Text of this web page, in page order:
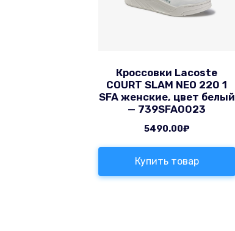
Кроссовки Lacoste
COURT SLAM NEO 220 1
SFA женские, цвет белый
— 739SFA0023
5490.00₽
Купить товар